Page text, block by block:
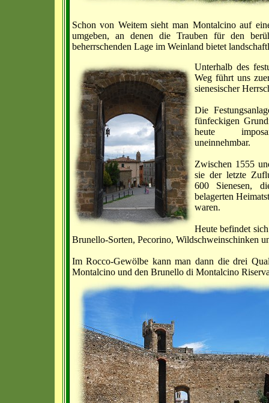
Schon von Weitem sieht man Montalcino auf
umgeben, an denen die Trauben für den
beherrschenden Lage im Weinland bietet
Unterhalb des
Weg führt uns
sienesischer
Die
fünfeckigen
heute
uneinnehmbar.
Zwischen 1555
sie der letzte
600 Sienesen,
belagerten
waren.
Heute befindet
Brunello-Sorten, Pecorino, Wildschweinschinken
Im Rocco-Gewölbe kann man dann die drei
Montalcino und den Brunello di Montalcino